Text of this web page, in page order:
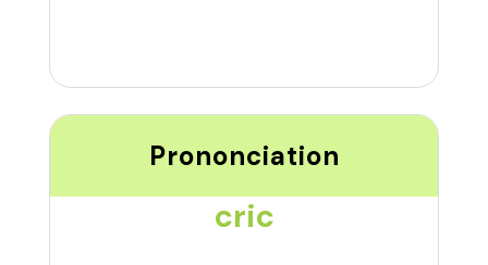
Prononciation
cric